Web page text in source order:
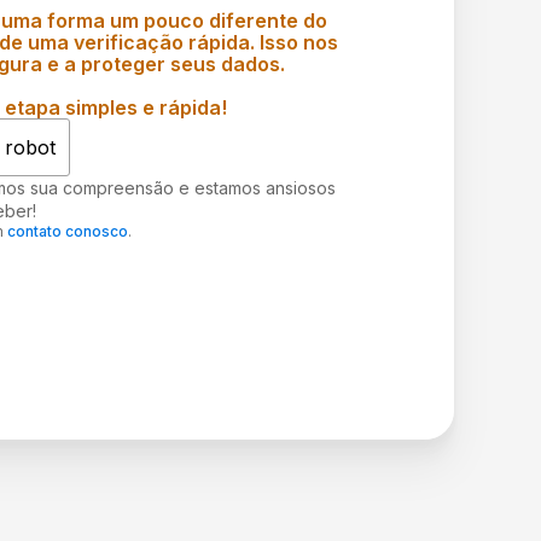
forma um pouco diferente do
uma verificação rápida. Isso nos
e a proteger seus dados.
simples e rápida!
robot
sua compreensão e estamos ansiosos
contato conosco.